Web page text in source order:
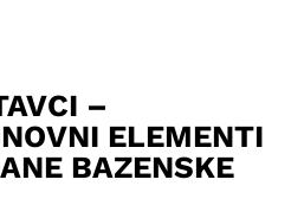
–
ELEMENTI
BAZENSKE